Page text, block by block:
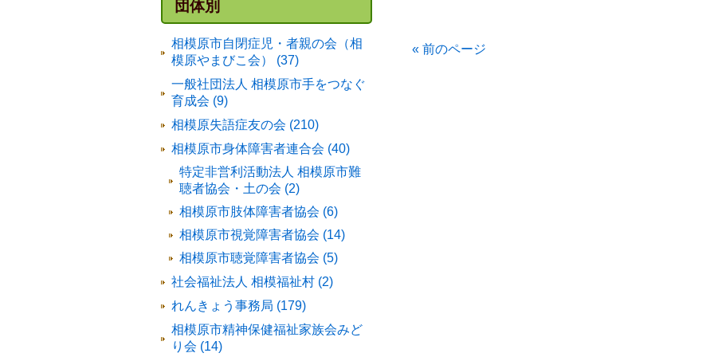
« 前のページ
団体別
相模原市自閉症児・者親の会（相
模原やまびこ会） (37)
一般社団法人 相模原市手をつなぐ
育成会 (9)
相模原失語症友の会 (210)
相模原市身体障害者連合会 (40)
特定非営利活動法人 相模原市難
聴者協会・土の会 (2)
相模原市肢体障害者協会 (6)
相模原市視覚障害者協会 (14)
相模原市聴覚障害者協会 (5)
社会福祉法人 相模福祉村 (2)
れんきょう事務局 (179)
相模原市精神保健福祉家族会みど
り会 (14)